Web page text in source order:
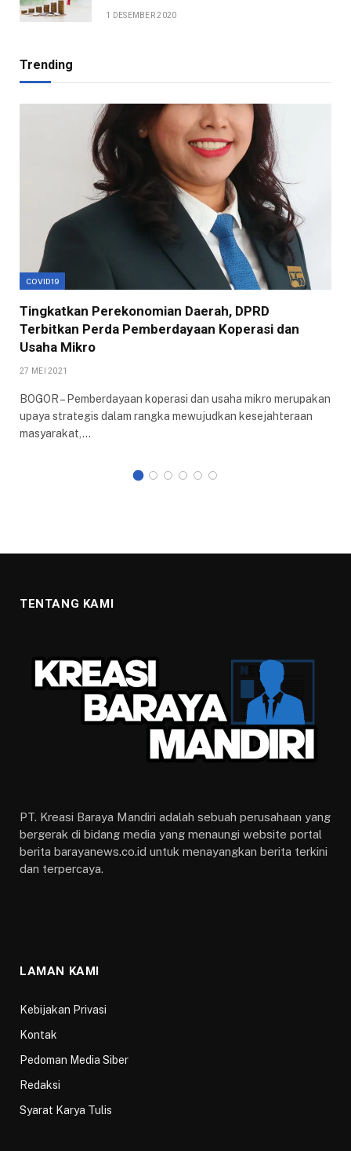
1 DESEMBER 2020
Trending
COVID19
Tingkatkan Perekonomian Daerah, DPRD
Terbitkan Perda Pemberdayaan Koperasi dan
Usaha Mikro
27 MEI 2021
BOGOR – Pemberdayaan koperasi dan usaha mikro merupakan
upaya strategis dalam rangka mewujudkan kesejahteraan
masyarakat,…
TENTANG KAMI
PT. Kreasi Baraya Mandiri adalah sebuah perusahaan yang
bergerak di bidang media yang menaungi website portal
berita barayanews.co.id untuk menayangkan berita terkini
dan terpercaya.
LAMAN KAMI
Kebijakan Privasi
Kontak
Pedoman Media Siber
Redaksi
Syarat Karya Tulis